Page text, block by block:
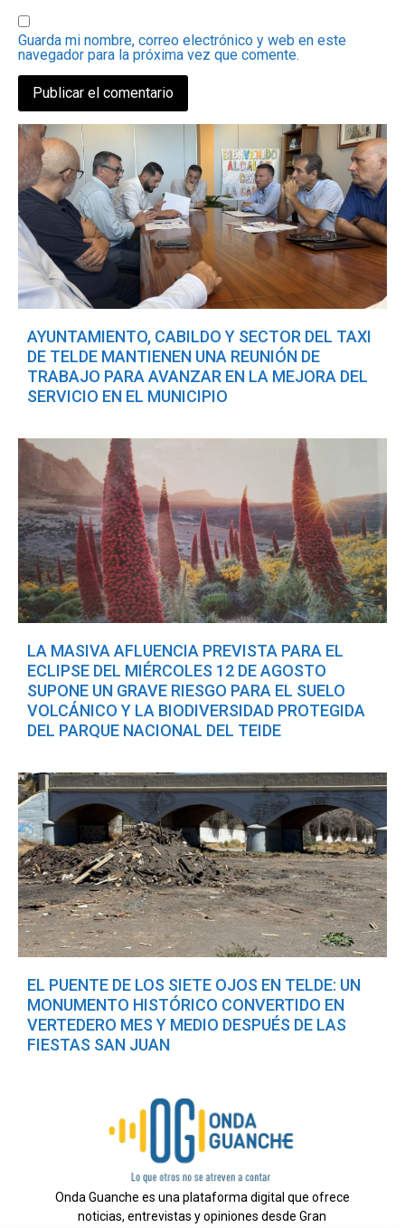
Guarda mi nombre, correo electrónico y web en este
navegador para la próxima vez que comente.
AYUNTAMIENTO, CABILDO Y SECTOR DEL TAXI
DE TELDE MANTIENEN UNA REUNIÓN DE
TRABAJO PARA AVANZAR EN LA MEJORA DEL
SERVICIO EN EL MUNICIPIO
LA MASIVA AFLUENCIA PREVISTA PARA EL
ECLIPSE DEL MIÉRCOLES 12 DE AGOSTO
SUPONE UN GRAVE RIESGO PARA EL SUELO
VOLCÁNICO Y LA BIODIVERSIDAD PROTEGIDA
DEL PARQUE NACIONAL DEL TEIDE
EL PUENTE DE LOS SIETE OJOS EN TELDE: UN
MONUMENTO HISTÓRICO CONVERTIDO EN
VERTEDERO MES Y MEDIO DESPUÉS DE LAS
FIESTAS SAN JUAN
Onda Guanche es una plataforma digital que ofrece
noticias, entrevistas y opiniones desde Gran